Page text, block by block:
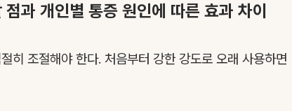
과 개인별 통증 원인에 따른 효과 차이
히 조절해야 한다. 처음부터 강한 강도로 오래 사용하면